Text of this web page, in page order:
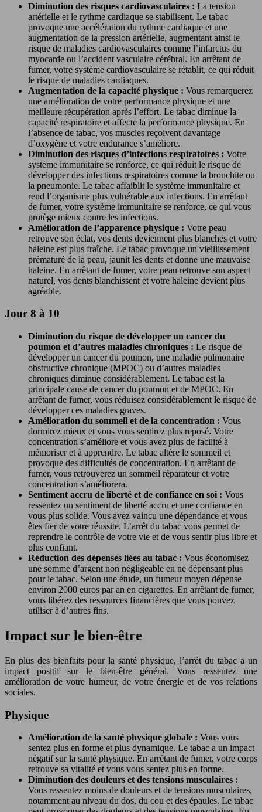
Diminution des risques cardiovasculaires : La tension
artérielle et le rythme cardiaque se stabilisent. Le tabac
provoque une accélération du rythme cardiaque et une
augmentation de la pression artérielle, augmentant ainsi le
risque de maladies cardiovasculaires comme l’infarctus du
myocarde ou l’accident vasculaire cérébral. En arrêtant de
fumer, votre système cardiovasculaire se rétablit, ce qui réduit
le risque de maladies cardiaques.
Augmentation de la capacité physique : Vous remarquerez
une amélioration de votre performance physique et une
meilleure récupération après l’effort. Le tabac diminue la
capacité respiratoire et affecte la performance physique. En
l’absence de tabac, vos muscles reçoivent davantage
d’oxygène et votre endurance s’améliore.
Diminution des risques d’infections respiratoires : Votre
système immunitaire se renforce, ce qui réduit le risque de
développer des infections respiratoires comme la bronchite ou
la pneumonie. Le tabac affaiblit le système immunitaire et
rend l’organisme plus vulnérable aux infections. En arrêtant
de fumer, votre système immunitaire se renforce, ce qui vous
protège mieux contre les infections.
Amélioration de l’apparence physique : Votre peau
retrouve son éclat, vos dents deviennent plus blanches et votre
haleine est plus fraîche. Le tabac provoque un vieillissement
prématuré de la peau, jaunit les dents et donne une mauvaise
haleine. En arrêtant de fumer, votre peau retrouve son aspect
naturel, vos dents blanchissent et votre haleine devient plus
agréable.
Jour 8 à 10
Diminution du risque de développer un cancer du
poumon et d’autres maladies chroniques : Le risque de
développer un cancer du poumon, une maladie pulmonaire
obstructive chronique (MPOC) ou d’autres maladies
chroniques diminue considérablement. Le tabac est la
principale cause de cancer du poumon et de MPOC. En
arrêtant de fumer, vous réduisez considérablement le risque de
développer ces maladies graves.
Amélioration du sommeil et de la concentration : Vous
dormirez mieux et vous vous sentirez plus reposé. Votre
concentration s’améliore et vous avez plus de facilité à
mémoriser et à apprendre. Le tabac altère le sommeil et
provoque des difficultés de concentration. En arrêtant de
fumer, vous retrouverez un sommeil réparateur et votre
concentration s’améliorera.
Sentiment accru de liberté et de confiance en soi : Vous
ressentez un sentiment de liberté accru et une confiance en
vous plus solide. Vous avez vaincu une dépendance et vous
êtes fier de votre réussite. L’arrêt du tabac vous permet de
reprendre le contrôle de votre vie et de vous sentir plus libre et
plus confiant.
Réduction des dépenses liées au tabac : Vous économisez
une somme d’argent non négligeable en ne dépensant plus
pour le tabac. Selon une étude, un fumeur moyen dépense
environ 2000 euros par an en cigarettes. En arrêtant de fumer,
vous libérez des ressources financières que vous pouvez
utiliser à d’autres fins.
Impact sur le bien-être
En plus des bienfaits pour la santé physique, l’arrêt du tabac a un
impact positif sur le bien-être général. Vous ressentez une
amélioration de votre humeur, de votre énergie et de vos relations
sociales.
Physique
Amélioration de la santé physique globale : Vous vous
sentez plus en forme et plus dynamique. Le tabac a un impact
négatif sur la santé physique. En arrêtant de fumer, votre corps
retrouve sa vitalité et vous vous sentez plus en forme.
Diminution des douleurs et des tensions musculaires :
Vous ressentez moins de douleurs et de tensions musculaires,
notamment au niveau du dos, du cou et des épaules. Le tabac